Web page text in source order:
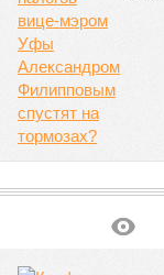
Раскрыта
Стало известно,
сектора Башкирии
Большую часть